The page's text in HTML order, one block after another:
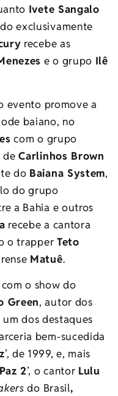
Ivete Sangalo
exclusivamente
recebe as
e o grupo Ilê
evento promove a
baiano, no
com o grupo
deCarlinhos Brown
do Baiana System,
do grupo
a Bahia e outros
recebe a cantora
o trapper Teto
Matuê.
o show do
Green, autor dos
um dos destaques
bem-sucedida
’, de 1999, e, mais
2’, o cantor Lulu
do Brasil,